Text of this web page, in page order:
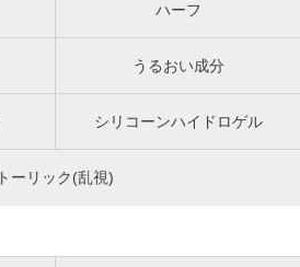
ハーフ
うるおい成分
シリコーンハイドロゲル
トーリック(乱視)